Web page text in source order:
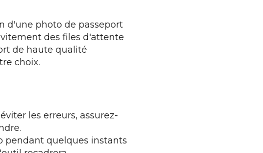
d'une photo de passeport
des files d'attente
de haute qualité
choix.
les erreurs, assurez-
pendant quelques instants